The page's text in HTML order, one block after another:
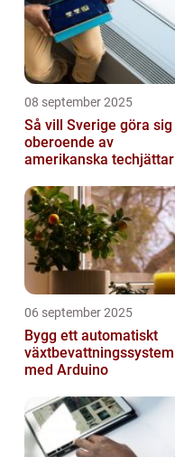
08 september 2025
Så vill Sverige göra sig
oberoende av
amerikanska techjättar
06 september 2025
Bygg ett automatiskt
växtbevattningssystem
med Arduino